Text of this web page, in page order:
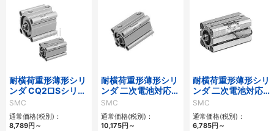
耐横荷重形薄形シリ
ンダ CQ2□Sシリー
ズ
SMC
通常価格(税別)：
8,789円 ～
耐横荷重形薄形シリ
ンダ 二次電池対応
25A-CQ2□Sシリー
ズ
SMC
通常価格(税別)：
10,175円 ～
耐横荷重形薄形シリ
ンダ 二次電池対応
25A-CQS□Sシリー
ズ
SMC
通常価格(税別)：
6,785円 ～